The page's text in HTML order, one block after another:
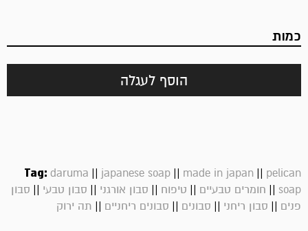
כמות
הוסף לעגלה
Tag: daruma || japanese soap || made in japan || pelican
soap
|| חומרים טבעיים || טיפוח || סבון אורגני || סבון טבעי || סבון
פנים || סבון ריחני || סבונים || סבונים ריחניים || תה ירוק